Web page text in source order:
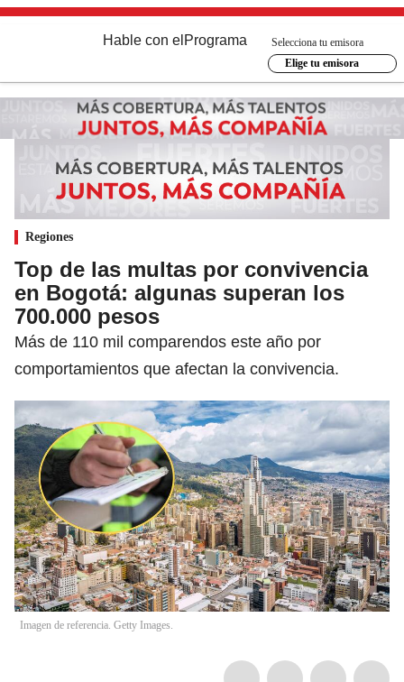
Hable con el Programa
Selecciona tu emisora
Elige tu emisora
Regiones
Top de las multas por convivencia
en Bogotá: algunas superan los
700.000 pesos
Más de 110 mil comparendos este año por
comportamientos que afectan la convivencia.
Imagen de referencia. Getty Images.